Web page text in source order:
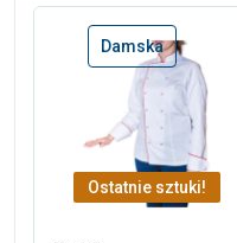
Damska
Ostatnie sztuki!